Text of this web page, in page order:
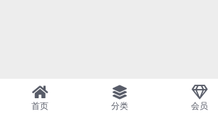
首页 分类 会员